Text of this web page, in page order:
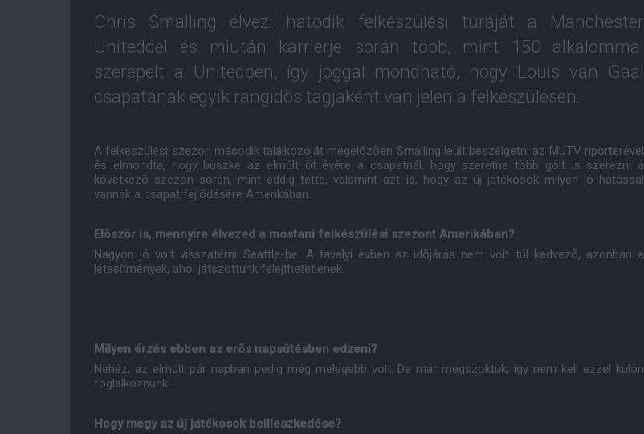
Chris Smalling élvezi hatodik felkészülési túráját a Manchester
Uniteddel és miután karrierje során több, mint 150 alkalommal
szerepelt a Unitedben, így joggal mondható, hogy Louis van Gaal
csapatának egyik rangidõs tagjaként van jelen a felkészülésen.
A felkészülési szezon második találkozóját megelõzõen Smalling leült beszélgetni az MUTV riporterével
és elmondta, hogy büszke az elmúlt öt évére a csapatnál, hogy szeretne több gólt is szerezni a
következõ szezon során, mint eddig tette, valamint azt is, hogy az új játékosok milyen jó hatással
vannak a csapat fejlõdésére Amerikában.
Elõször is, mennyire élvezed a mostani felkészülési szezont Amerikában?
Nagyon jó volt visszatérni Seattle-be. A tavalyi évben az idõjárás nem volt túl kedvezõ, azonban a
létesítmények, ahol játszottunk felejthetetlenek.
Milyen érzés ebben az erõs napsütésben edzeni?
Nehéz, az elmúlt pár napban pedig még melegebb volt. De már megszoktuk, így nem kell ezzel külön
foglalkoznunk.
Hogy megy az új játékosok beilleszkedése?